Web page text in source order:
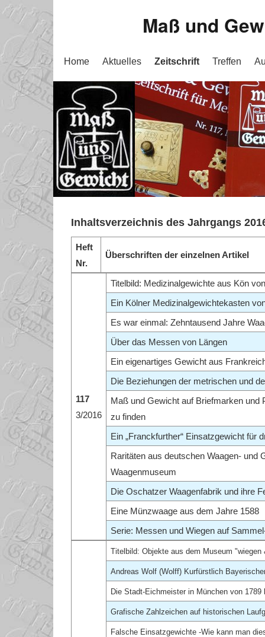
Maß und
Home Aktuelles Zeitschrift Treffen
Inhaltsverzeichnis des Jahrgangs
Heft
Nr.
Überschriften der einzelnen Artikel
117
3/2016
Titelbild: Medizinalgewichte aus Kön
Ein Kölner Medizinalgewichtekasten
Es war einmal: Zehntausend Jahre
Über das Messen von Längen
Ein eigenartiges Gewicht aus
Die Beziehungen der metrischen und
Maß und Gewicht auf Briefmarken und
zu finden
Ein „Franckfurther“ Einsatzgewicht für
Raritäten aus deutschen Waagen-
Waagenmuseum
Die Oschatzer Waagenfabrik und ihre
Eine Münzwaage aus dem Jahre 1588
Serie: Messen und Wiegen auf
Titelbild: Objekte aus dem Museum "wiegen
Andreas Wolf (Wolff) Kurfürstlich
Die Stadt-Eichmeister in München von 1789
Grafische Zahlzeichen auf historischen
Falsche Einsatzgewichte -Wie kann man